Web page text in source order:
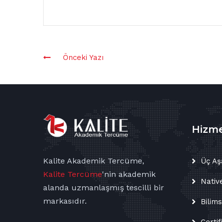
Önceki Yazı
Kalite Akademik Tercüme,
Kalite Tercüme'ninakademik
alanda uzmanlaşmış tescilli bir
markasıdır.
Üç